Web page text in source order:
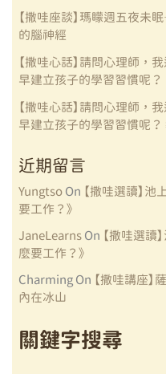
【撒哇座談】瑪矇週五夜
的腦神經
【撒哇心話】請問心理師，
早建立孩子的學習習慣呢
【撒哇心話】請問心理師，
早建立孩子的學習習慣呢
近期留言
Yungtso On 【撒哇選讀】
要工作？》
JaneLearns On 【撒哇選讀
麼要工作？》
Charming On 【撒哇講座
內在冰山
關鍵字搜尋